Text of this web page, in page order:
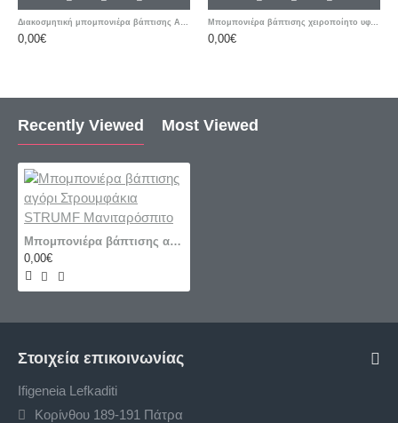
Διακοσμητική μπομπονιέρα βάπτισης Αστέρι με ετικέτα δικής σας επιλογής
0,00€
Μπομπονιέρα βάπτισης χειροποίητο υφασμάτινο μπρελόκ «Μονόκερος-unicorn»
0,00€
Recently Viewed Most Viewed
Μπομπονιέρα βάπτισης αγόρι Στρουμφάκια STRUMF Μανιταρόσπιτο
0,00€
Στοιχεία επικοινωνίας
Ifigeneia Lefkaditi
Κορίνθου 189-191 Πάτρα